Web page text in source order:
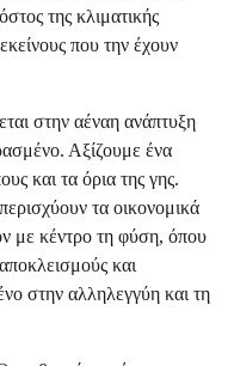
της κλιματικής
που την έχουν
στην αέναη ανάπτυξη
Αξίζουμε ένα
και τα όρια της γης.
τα οικονομικά
με κέντρο τη φύση, όπου
και
στην αλληλεγγύη και τη